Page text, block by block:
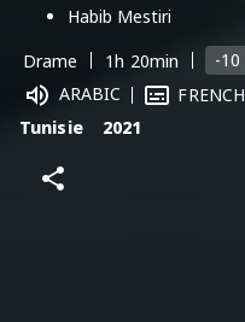
Habib Mestiri
Drame
1h 20min
-10
ARABIC
FRENCH
Tunisie
2021